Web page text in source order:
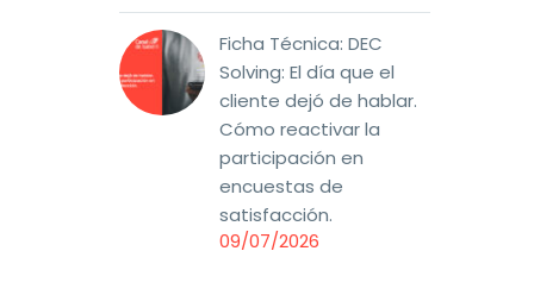
Madurez Tecnológica
en CX de Axis
Corporate.
Ficha Técnica: DEC
Solving: El día que el
cliente dejó de hablar.
Cómo reactivar la
participación en
encuestas de
satisfacción.
09/07/2026